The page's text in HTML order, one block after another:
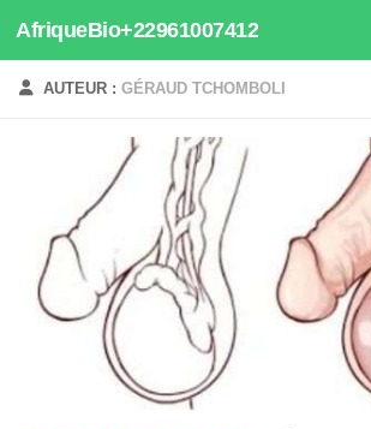
Au dessous du contenu
AfriqueBio+22961007412
AUTEUR :GÉRAUD TCHOMBOLI